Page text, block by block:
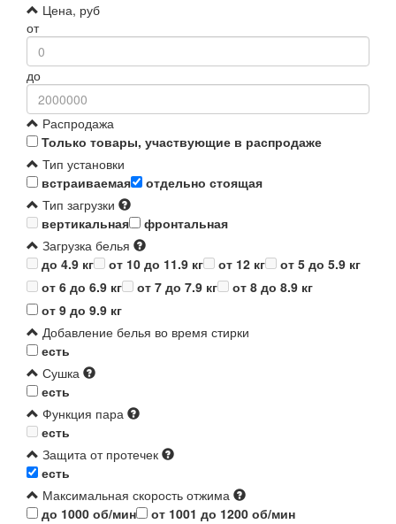
Цена, руб
от
до
Распродажа
Только товары, участвующие в распродаже
Тип установки
встраиваемая
отдельно стоящая
Тип загрузки
вертикальная
фронтальная
Загрузка белья
до 4.9 кг
от 10 до 11.9 кг от 12 кг
от 5 до 5.9 кг
от 6 до 6.9 кг
от 7 до 7.9 кг
от 8 до 8.9 кг
от 9 до 9.9 кг
Добавление белья во время стирки
есть
Сушка
есть
Функция пара
есть
Защита от протечек
есть
Максимальная скорость отжима
до 1000 об/мин
от 1001 до 1200 об/мин